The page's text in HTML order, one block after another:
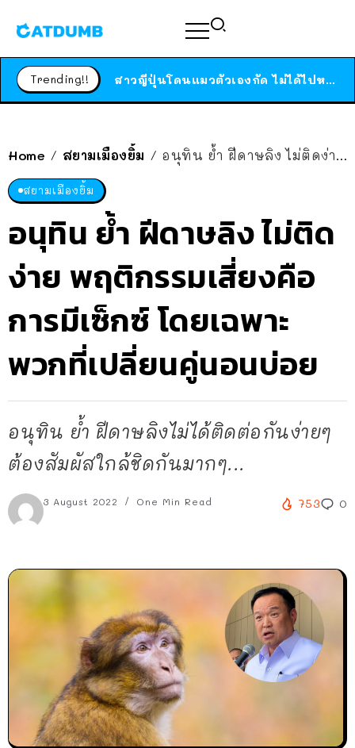
Trending!! ได้เวลาเด็กหนวดรวมตัว RF Online Next เปิดให้เล่นแล้ว เกม Sci-Fi MMORPG ระดับตำนาน เล่นได้ทั้งมือถือและ PC
Home / สยามเมืองยิ้ม / อนุทิน ย้ำ ฝีดาษลิง ไม่ติดง่าย พฤติกรรมเสี่ยงคือการมีเซ็กซ์ โดยเฉพาะพวกที่เปลี่ยนคู่นอนบ่อย
สยามเมืองยิ้ม
อนุทิน ย้ำ ฝีดาษลิง ไม่ติด
ง่าย พฤติกรรมเสี่ยงคือ
การมีเซ็กซ์ โดยเฉพาะ
พวกที่เปลี่ยนคู่นอนบ่อย
อนุทิน ย้ำ ฝีดาษลิงไม่ได้ติดต่อกันง่ายๆ
ต้องสัมผัสใกล้ชิดกันมากๆ...
3 August 2022 One Min Read 753 0